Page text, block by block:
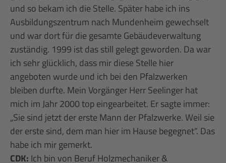
und so bekam ich die Stelle. Später habe ich ins
Ausbildungszentrum nach Mundenheim gewechselt
und war dort für die gesamte Gebäudeverwaltung
zuständig. 1999 ist das still gelegt geworden. Da war
ich sehr glücklich, dass mir diese Stelle hier
angeboten wurde und ich bei den Pfalzwerken
bleiben durfte. Mein Vorgänger Herr Seelinger hat
mich im Jahr 2000 top eingearbeitet. Er sagte immer:
„Sie sind jetzt der erste Mann der Pfalzwerke. Weil sie
der erste sind, dem man hier im Hause begegnet“. Das
habe ich mir gemerkt.
CDK: Ich bin von Beruf Holzmechaniker &